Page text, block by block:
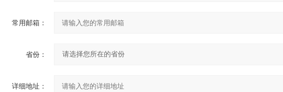
常用邮箱：
省份：
详细地址：